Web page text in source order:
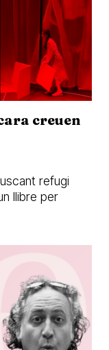
creuen
refugi
llibre per